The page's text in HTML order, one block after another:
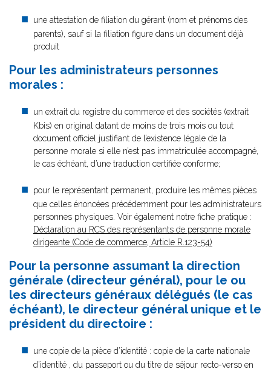
une attestation de filiation du gérant (nom et prénoms des
parents), sauf si la filiation figure dans un document déjà
produit
Pour les administrateurs personnes
morales :
un extrait du registre du commerce et des sociétés (extrait
Kbis) en original datant de moins de trois mois ou tout
document officiel justifiant de l’existence légale de la
personne morale si elle n’est pas immatriculée accompagné,
le cas échéant, d’une traduction certifiée conforme;
pour le représentant permanent, produire les mêmes pièces
que celles énoncées précédemment pour les administrateurs
personnes physiques. Voir également notre fiche pratique :
Déclaration au RCS des représentants de personne morale
dirigeante (Code de commerce, Article R.123-54)
Pour la personne assumant la direction
générale (directeur général), pour le ou
les directeurs généraux délégués (le cas
échéant), le directeur général unique et le
président du directoire :
une copie de la pièce d’identité : copie de la carte nationale
d’identité , du passeport ou du titre de séjour recto-verso en